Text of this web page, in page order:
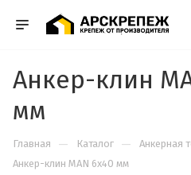
Анкер-клин
мм
Главная — Каталог — Анкерная
Анкер-клин MAN 6х40 мм